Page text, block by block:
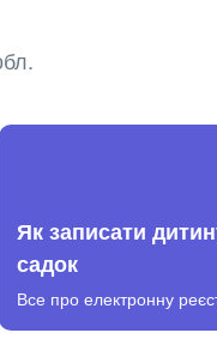
Як записати
садок
Все про електронну